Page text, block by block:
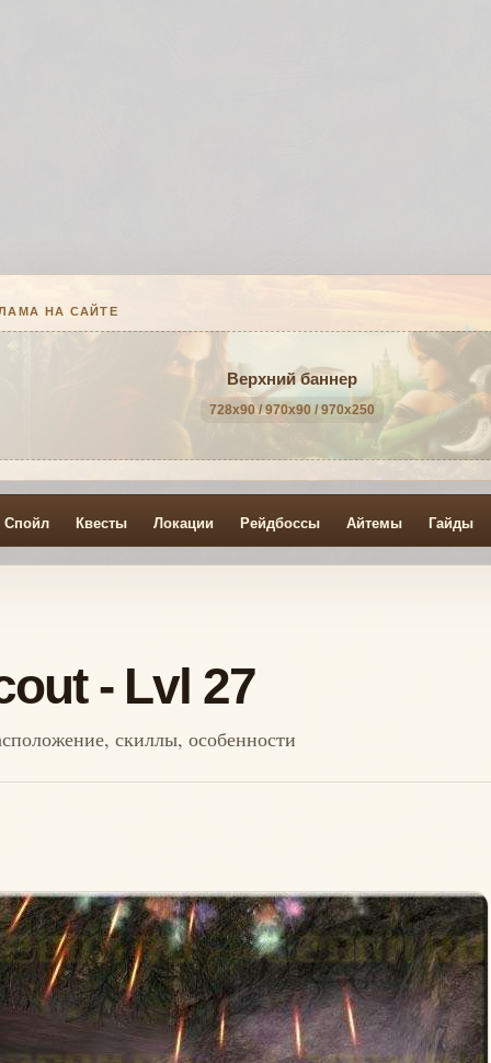
НА САЙТЕ
Верхний баннер
728x90 / 970x90 / 970x250
Спойл Квесты Локации Рейдбоссы Айтемы Гайды
- Lvl 27
скиллы, особенности